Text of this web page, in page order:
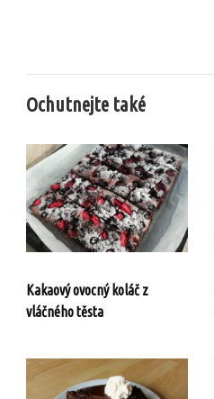
Ochutnejte také
Kakaový ovocný koláč z
vláčného těsta